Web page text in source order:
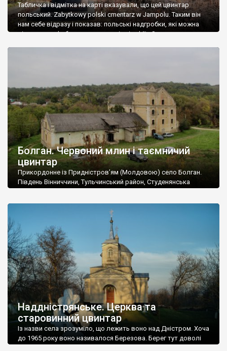
Табличка і відмітка на карті вказували, що цей цвинтар
польський. Zabytkowy polski cmentarz w Jampolu. Таким він
нам себе відразу і показав: польські надгробки, які можна
віднести до фабричних, польські епітафії… Загалом цвинтар
Болган. Червоний млин і таємничий
цвинтар
Прикордонне із Придністров’ям (Молдовою) село Болган.
Південь Вінниччини, Тульчинський район, Студенянська
старовинний цвинтар із кам’яними хрестами. Всі епітафії, які
збереглися, написані кирилицею, церковнослов’янською
мовою. За всіма традиційними ознаками – цвинтар
український. Хрести датуються 19 століттям. У 1924-1940
роках Болган […]
Наддністрянське. Церква та
старовинний цвинтар
Із назви села зрозуміло, що лежить воно над Дністром. Хоча
до 1965 року воно називалося Березова. Берег тут доволі